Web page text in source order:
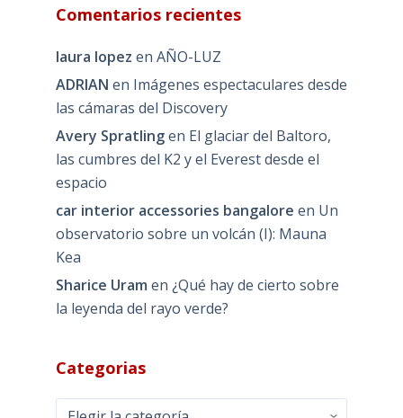
Comentarios recientes
laura lopez en AÑO-LUZ
ADRIAN en Imágenes espectaculares desde
las cámaras del Discovery
Avery Spratlingen El glaciar del Baltoro,
las cumbres del K2 y el Everest desde el
espacio
car interior accessories bangalore en Un
observatorio sobre un volcán (I): Mauna
Kea
Sharice Uram en ¿Qué hay de cierto sobre
la leyenda del rayo verde?
Categorias
Categorias